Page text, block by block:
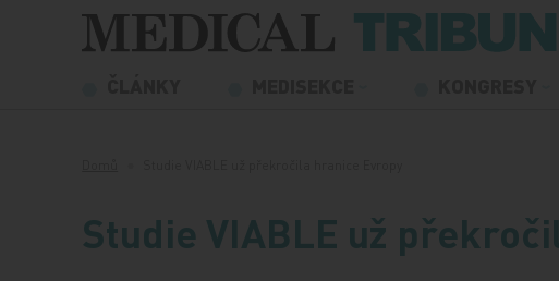
Přeskočit na obsah
Studie VIABLE už